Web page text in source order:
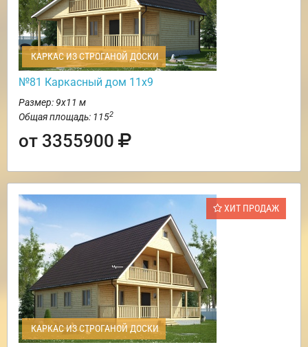
КАРКАС ИЗ СТРОГАНОЙ ДОСКИ
№81 Каркасный дом 11х9
Размер: 9х11 м
Общая площадь: 1152
от 3355900
ХИТ ПРОДАЖ
КАРКАС ИЗ СТРОГАНОЙ ДОСКИ